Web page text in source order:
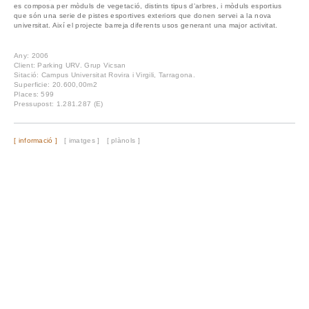
es composa per mòduls de vegetació, distints tipus d'arbres, i mòduls esportius
que són una serie de pistes esportives exteriors que donen servei a la nova
universitat. Així el projecte barreja diferents usos generant una major activitat.
Any: 2006
Client: Parking URV. Grup Vicsan
Sitació: Campus Universitat Rovira i Virgili, Tarragona.
Superficie: 20.600,00m2
Places: 599
Pressupost: 1.281.287 (E)
[ informació ] [ imatges ] [ plànols ]